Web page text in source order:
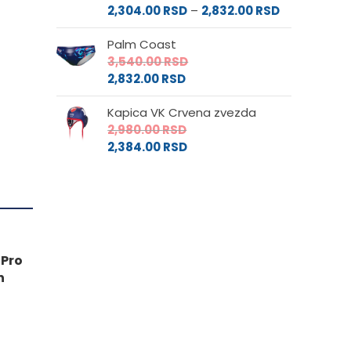
od
2,304.00RSD – 2,832.00RSDRaspon
cena:
2,832.00 RSD
Palm Coast
3,540.00RSD
2,832.00RSD
Kapica VK Crvena zvezda
2,980.00RSD
2,384.00RSD